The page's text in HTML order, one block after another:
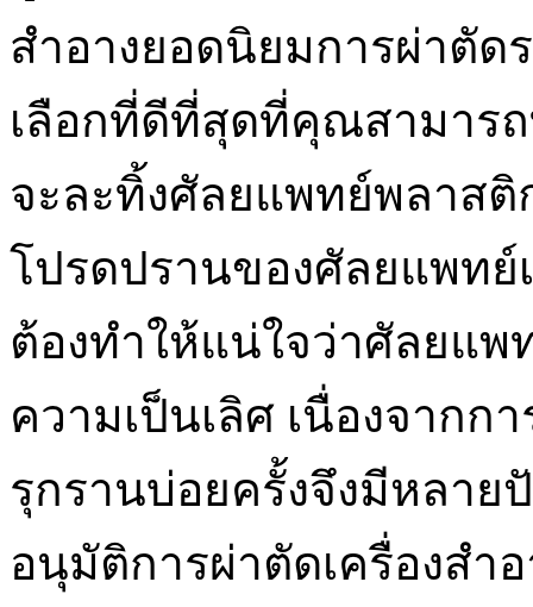
สำอางยอดนิยมการผ่าตัด
เลือกที่ดีที่สุดที่คุณสามาร
จะละทิ้งศัลยแพทย์พลาส
โปรดปรานของศัลยแพทย์
ต้องทำให้แน่ใจว่าศัลยแพ
ความเป็นเลิศ เนื่องจากกา
รุกรานบ่อยครั้งจึงมีหลา
อนุมัติการผ่าตัดเครื่องสำ